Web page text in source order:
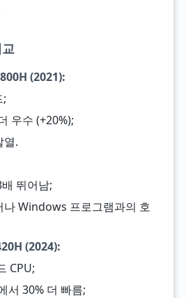
(2021):
;
우수 (+20%);
열.
뛰어남;
나 Windows 프로그램과의 호
(2024):
CPU;
서 30% 더 빠름;